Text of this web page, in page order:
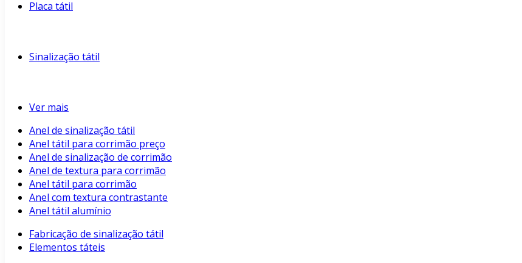
Placa tátil
Sinalização tátil
Ver mais
Anel de sinalização tátil
Anel tátil para corrimão preço
Anel de sinalização de corrimão
Anel de textura para corrimão
Anel tátil para corrimão
Anel com textura contrastante
Anel tátil alumínio
Fabricação de sinalização tátil
Elementos táteis